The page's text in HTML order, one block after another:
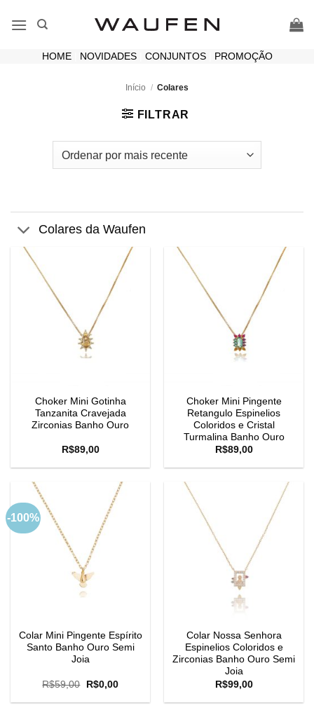
HOME| NOVIDADES| CONJUNTOS| PROMOÇÃO
Início / Colares
FILTRAR
Colares da Waufen
Choker Mini Gotinha
Tanzanita Cravejada
Zirconias Banho Ouro
R$89,00
Choker Mini Pingente
Retangulo Espinelios
Coloridos e Cristal
Turmalina Banho Ouro
R$89,00
-100%
Colar Mini Pingente Espírito
Santo Banho Ouro Semi
Joia
R$59,00
O
preço
original
R$0,00O
atual
Colar Nossa Senhora
Espinelios Coloridos e
Zirconias Banho Ouro Semi
Joia
R$99,00